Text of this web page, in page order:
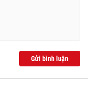
Gửi bình luận